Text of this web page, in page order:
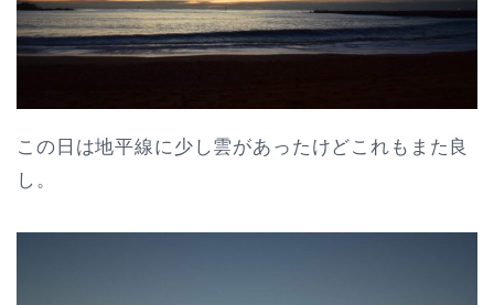
この日は地平線に少し雲があったけどこれもまた良
し。